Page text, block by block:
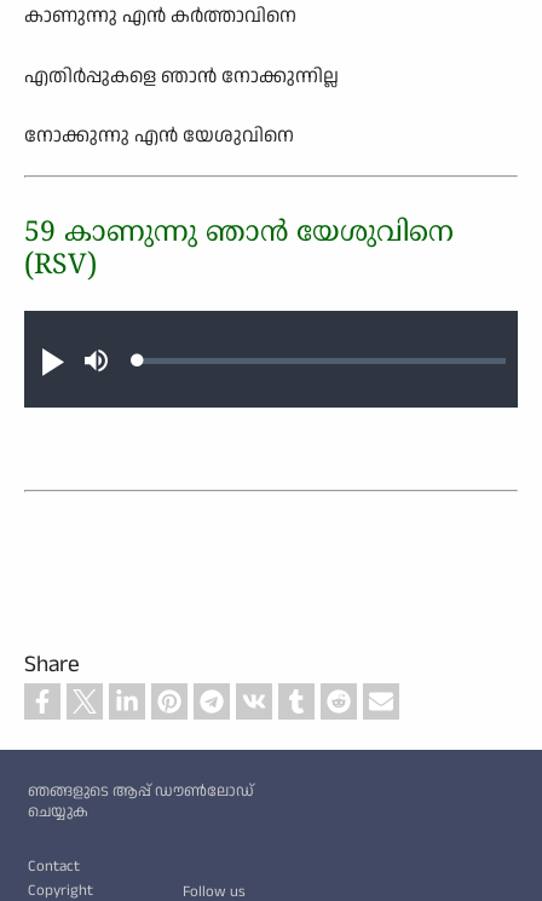
കാണുന്നു എന്‍ കര്‍ത്താവിനെ
എതിര്‍പ്പുകളെ ഞാന്‍ നോക്കുന്നില്ല
നോക്കുന്നു എന്‍ യേശുവിനെ
Play MuteLoaded:
59 കാണുന്നു ഞാന്‍ യേശുവിനെ
(RSV)
Share
ഞങ്ങളുടെ ആപ്പ് ഡൗൺലോഡ്
ചെയ്യുക
Contact
Copyright
Follow us